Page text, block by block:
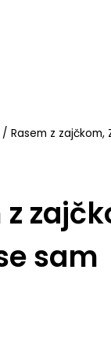
/ Rasem z zajčkom,
z
sam